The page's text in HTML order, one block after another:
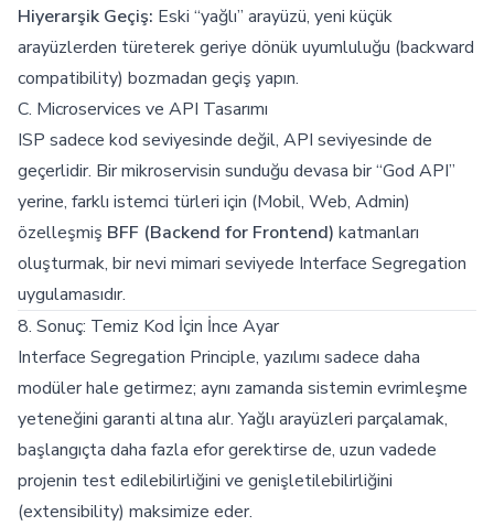
Hiyerarşik Geçiş: Eski “yağlı” arayüzü, yeni küçük
arayüzlerden türeterek geriye dönük uyumluluğu (backward
compatibility) bozmadan geçiş yapın.
C. Microservices ve API Tasarımı
ISP sadece kod seviyesinde değil, API seviyesinde de
geçerlidir. Bir mikroservisin sunduğu devasa bir “God API”
yerine, farklı istemci türleri için (Mobil, Web, Admin)
özelleşmiş BFF (Backend for Frontend) katmanları
oluşturmak, bir nevi mimari seviyede Interface Segregation
uygulamasıdır.
8. Sonuç: Temiz Kod İçin İnce Ayar
Interface Segregation Principle, yazılımı sadece daha
modüler hale getirmez; aynı zamanda sistemin evrimleşme
yeteneğini garanti altına alır. Yağlı arayüzleri parçalamak,
başlangıçta daha fazla efor gerektirse de, uzun vadede
projenin test edilebilirliğini ve genişletilebilirliğini
(extensibility) maksimize eder.